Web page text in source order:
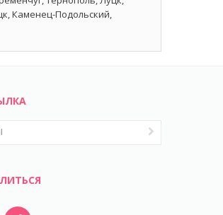
Каменец-Подольский,